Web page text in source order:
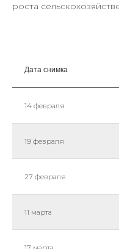
роста
Дата снимка
14 февраля
19 февраля
27 февраля
11 марта